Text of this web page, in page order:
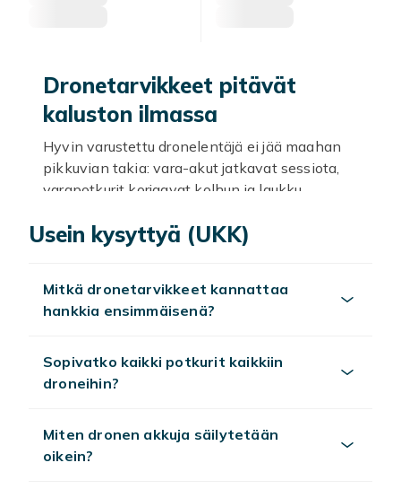
Dronetarvikkeet pitävät
kaluston ilmassa
Hyvin varustettu dronelentäjä ei jää maahan
pikkuvian takia: vara-akut jatkavat sessiota,
varapotkurit korjaavat kolhun ja laukku
kategoriassa löydät dronetarvikkeet
Vara-akut moninkertaistavat
lentoajan
Yksi akku antaa 20-30 minuutin lennon, mutta
lataus vie tunnin – vara-akut pitävät
autolaturi lataa matkalla seuraavalle
kuvauspaikalle.
Usein kysyttyä (UKK)
Mitkä dronetarvikkeet kannattaa
hankkia ensimmäisenä?
Sopivatko kaikki potkurit kaikkiin
droneihin?
Miten dronen akkuja säilytetään
oikein?